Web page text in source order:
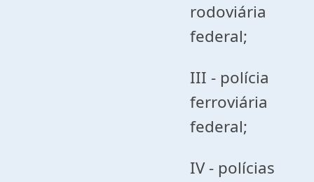
rodoviária
federal;
III - polícia
ferroviária
federal;
IV - polícias